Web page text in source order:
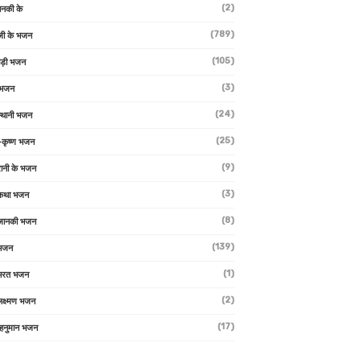
के (2)
के भजन (789)
भजन (105)
भजन (3)
भजन (24)
कृष्ण भजन (25)
के भजन (9)
भजन (3)
भजन (8)
(139)
भजन (1)
भजन (2)
भजन (17)